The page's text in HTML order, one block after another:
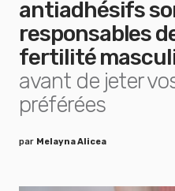
antiadhésifs
responsables
fertilité
avant de jeter
préférées
par Melayna Alicea